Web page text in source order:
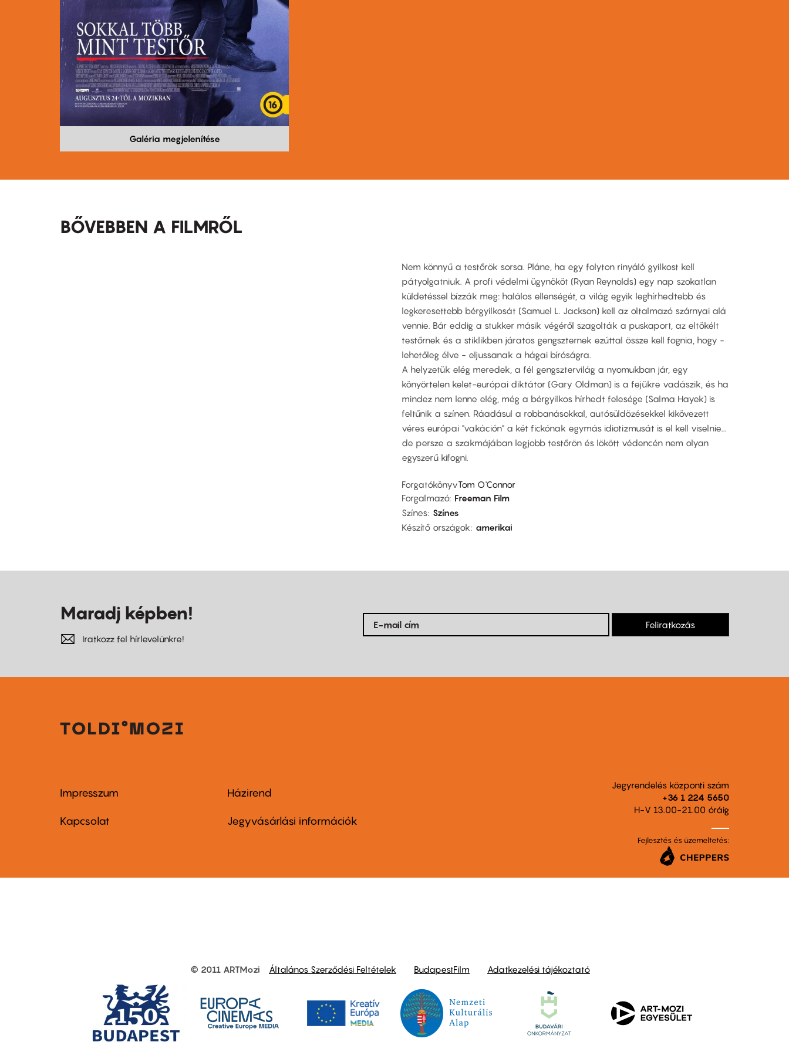
Galéria megjelenítése
BŐVEBBEN A FILMRŐL
Nem könnyű a testőrök sorsa. Pláne, ha egy folyton rinyáló gyilkost kell
pátyolgatniuk. A profi védelmi ügynököt (Ryan Reynolds) egy nap szokatlan
küldetéssel bízzák meg: halálos ellenségét, a világ egyik leghírhedtebb és
legkeresettebb bérgyilkosát (Samuel L. Jackson) kell az oltalmazó szárnyai alá
vennie. Bár eddig a stukker másik végéről szagolták a puskaport, az eltökélt
testőrnek és a stiklikben járatos gengszternek ezúttal össze kell fognia, hogy -
lehetőleg élve - eljussanak a hágai bíróságra.
A helyzetük elég meredek, a fél gengsztervilág a nyomukban jár, egy
könyörtelen kelet-európai diktátor (Gary Oldman) is a fejükre vadászik, és ha
mindez nem lenne elég, még a bérgyilkos hírhedt felesége (Salma Hayek) is
feltűnik a színen. Ráadásul a robbanásokkal, autósüldözésekkel kikövezett
véres európai "vakáción" a két fickónak egymás idiotizmusát is el kell viselnie...
de persze a szakmájában legjobb testőrön és lökött védencén nem olyan
egyszerű kifogni.
ForgatókönyvTom O'Connor
Forgalmazó Freeman Film
Színes Színes
Készítő országok
amerikai
Maradj képben!
Iratkozz fel hírlevelünkre!
Feliratkozás
Footer
menu
Impresszum
Kapcsolat
Footer
menu
Házirend
Jegyvásárlási információk
Jegyrendelés központi szám
+36 1 224 5650
H-V 13.00-21.00 óráig
Fejlesztés és üzemeltetés:
other
© 2011 ARTMozi Általános Szerződési Feltételek BudapestFilm Adatkezelési tájékoztató